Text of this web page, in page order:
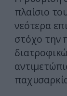
πλαίσιο
νεότερα
στόχο την